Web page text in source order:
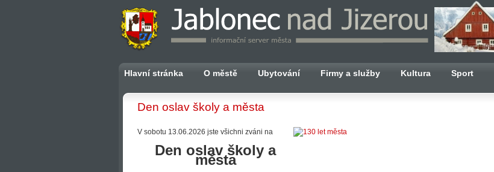
Hlavní stránka O městě Ubytování Firmy a služby Kultura Sport
Den oslav školy a města
V sobotu 13.06.2026 jste všichni zváni na
Den oslav školy a
města